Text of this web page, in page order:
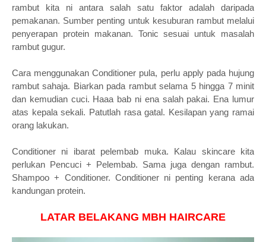
rambut kita ni antara salah satu faktor adalah daripada
pemakanan. Sumber penting untuk kesuburan rambut melalui
penyerapan protein makanan. Tonic sesuai untuk masalah
rambut gugur.
Cara menggunakan Conditioner pula, perlu apply pada hujung
rambut sahaja. Biarkan pada rambut selama 5 hingga 7 minit
dan kemudian cuci. Haaa bab ni ena salah pakai. Ena lumur
atas kepala sekali. Patutlah rasa gatal. Kesilapan yang ramai
orang lakukan.
Conditioner ni ibarat pelembab muka. Kalau skincare kita
perlukan Pencuci + Pelembab. Sama juga dengan rambut.
Shampoo + Conditioner. Conditioner ni penting kerana ada
kandungan protein.
LATAR BELAKANG MBH HAIRCARE